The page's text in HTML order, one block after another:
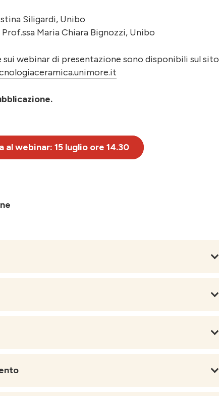
Siligardi, Unibo
Prof.ssa Maria Chiara Bignozzi, Unibo
webinar di presentazione sono disponibili sul sito
al webinar: 15 luglio ore 14.30